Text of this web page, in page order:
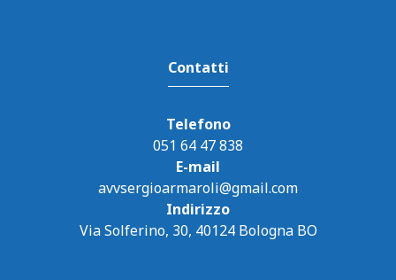
Contatti
Telefono
051 64 47 838
E-mail
avvsergioarmaroli@gmail.com
Indirizzo
Via Solferino, 30, 40124 Bologna BO